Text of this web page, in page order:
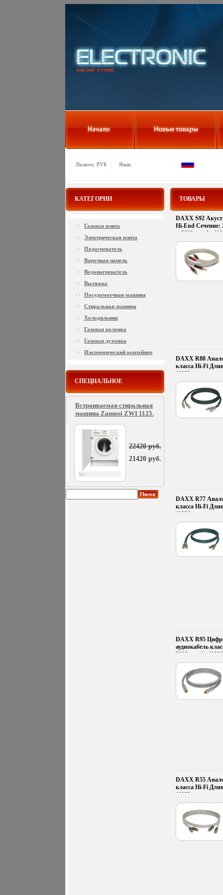
Валюта: РУБ Язык:
КАТЕГОРИИ
Газовая плита
Электрическая плита
Подогреватель
Варочная панель
Водонагреватель
Вытяжка
Посудомоечная машина
Стиральная машина
Холодильник
Газовая колонка
Газовая духовка
Изотермический контейнер
СПЕЦИАЛЬНОЕ
Встраиваемая стиральная
машина Zanussi ZWI 1125.
br>
22420 руб.
21420 руб.
ТОВАРЫ
DAXX S92
Hi-End Сечение:
м 2009 г инфо
DAXX R88
класса Hi-Fi
11082c.
DAXX R77
класса Hi-Fi
11084c.
DAXX R95
аудиокабель
2009 г инфо
DAXX R55
класса Hi-Fi
11088c.